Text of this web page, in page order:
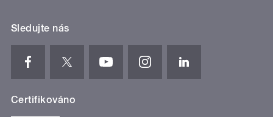
Sledujte nás
Certifikováno